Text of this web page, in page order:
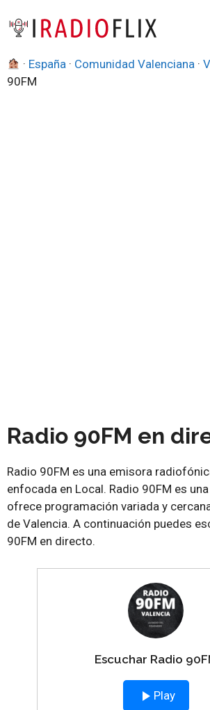
· España · Comunidad Valenciana ·
90FM
Radio 90FM en
Radio 90FM es una emisora
enfocada en Local. Radio 90FM es
ofrece programación variada y
de Valencia. A continuación puedes
90FM en directo.
Escuchar Radio
Play